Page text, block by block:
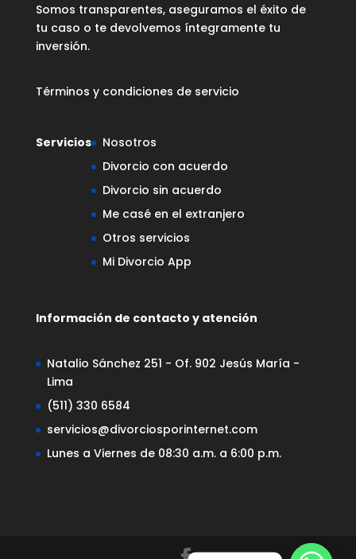
Somos transparentes, aseguramos el éxito de
tu caso o te devolvemos íntegramente tu
inversión.
Términos y condiciones de servicio
Servicios
Nosotros
Divorcio con acuerdo
Divorcio sin acuerdo
Me casé en el extranjero
Otros servicios
Mi Divorcio App
Información de contacto y atención
Natalio Sánchez 251 - Of. 902 Jesús María -
Lima
(511) 330 6584
servicios@divorciosporinternet.com
Lunes a Viernes de 08:30 a.m. a 6:00 p.m.